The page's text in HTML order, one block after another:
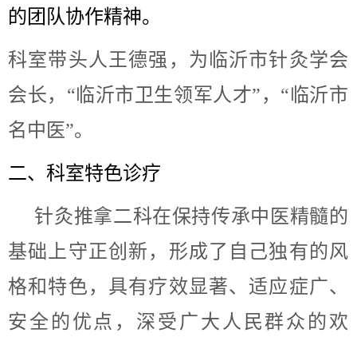
的团队协作精神。
科室带头人王德强，为临沂市针灸学会
会长，“临沂市卫生领军人才”，“临沂市
名中医”。
二、科室特色诊疗
针灸推拿二科在保持传承中医精髓的
基础上守正创新，形成了自己独有的风
格和特色，具有疗效显著、适应症广、
安全的优点，深受广大人民群众的欢